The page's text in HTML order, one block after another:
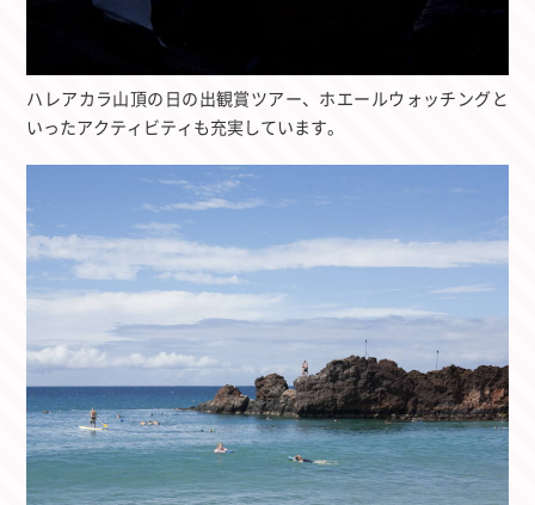
ハレアカラ山頂の日の出観賞ツアー、ホエールウォッチングと
いったアクティビティも充実しています。